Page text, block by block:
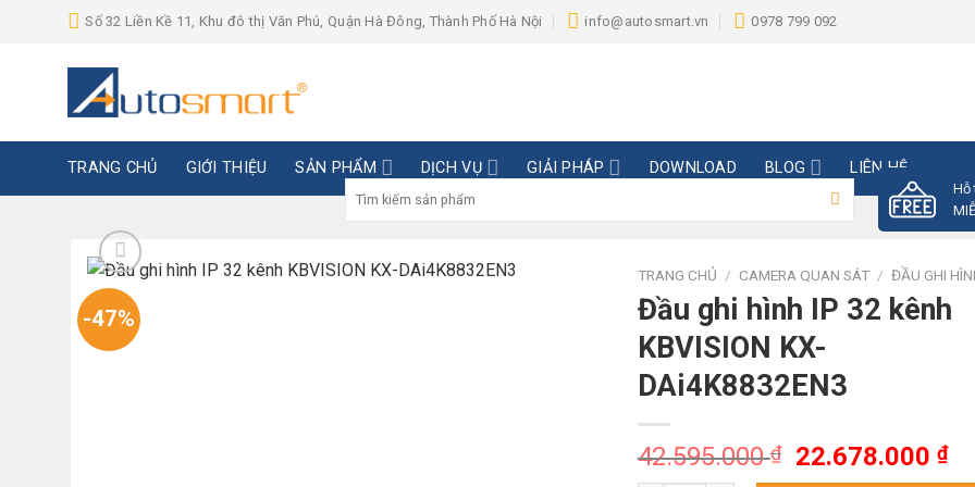
Số 32 Liền Kề 11, Khu đô thị Văn Phú, Quận Hà Đông, Thành Phố Hà Nội info@autosmart.vn 0978 799 092
kiếm:
Hỗ
TRANG CHỦ GIỚI THIỆU SẢN PHẨM DỊCH VỤ GIẢI PHÁP DOWNLOAD BLOG LIÊN HỆ
-47%
TRANG CHỦ / CAMERA QUAN SÁT / ĐẦU GHI
Đầu ghi hình IP 32 kênh
KBVISION KX-
DAi4K8832EN3
42.595.000₫
Giá
22.678.000 ₫Giá